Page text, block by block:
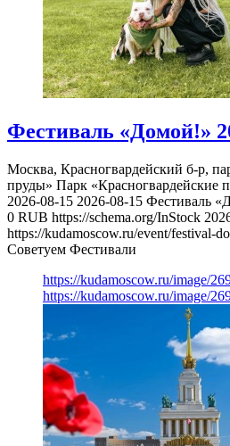
Фестиваль «Домой!»
Москва, Красногвардейский б-р,
пруды» Парк «Красногвардейские
2026-08-15 2026-08-15 Фестиваль
0 RUB https://schema.org/InStock
https://kudamoscow.ru/event/festival-
Советуем Фестивали
https://kudamoscow.ru/image/
https://kudamoscow.ru/image/